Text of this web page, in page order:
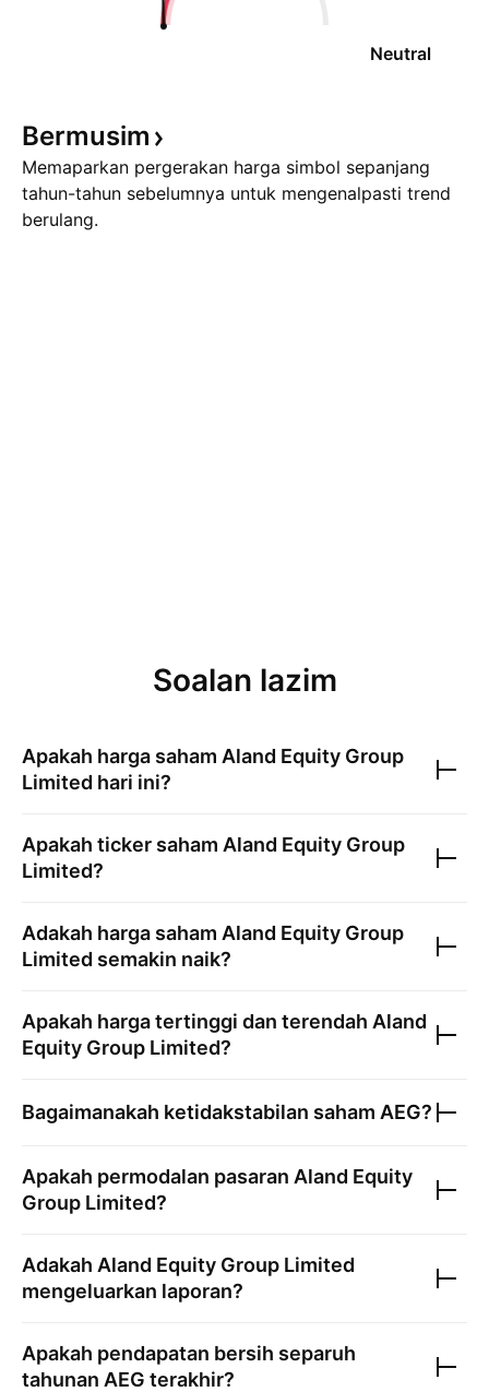
Neutral
Bermusim
Memaparkan pergerakan harga simbol sepanjang
tahun-tahun sebelumnya untuk mengenalpasti trend
berulang.
Soalan lazim
Apakah harga saham Aland Equity Group
Limited hari ini?
Apakah ticker saham Aland Equity Group
Limited?
Adakah harga saham Aland Equity Group
Limited semakin naik?
Apakah harga tertinggi dan terendah Aland
Equity Group Limited?
Bagaimanakah ketidakstabilan saham AEG?
Apakah permodalan pasaran Aland Equity
Group Limited?
Adakah Aland Equity Group Limited
mengeluarkan laporan?
Apakah pendapatan bersih separuh
tahunan AEG terakhir?